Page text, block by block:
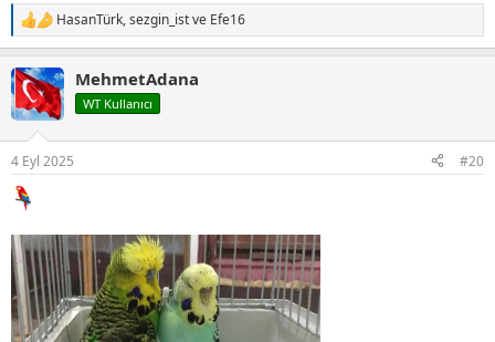
T
e
k
l
HasanTürk,sezgin_istve Efe16
MehmetAdana
WT Kullanıcı
4 Eyl 2025 #20